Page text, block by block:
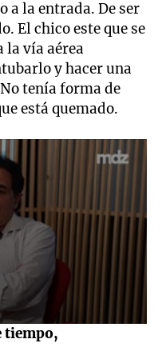
a la entrada. De ser
El chico este que se
la vía aérea
y hacer una
tenía forma de
está quemado.
tiempo,